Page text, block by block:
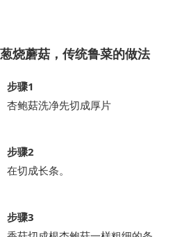
葱烧蘑菇，传统鲁菜的做法
步骤1
杏鲍菇洗净先切成厚片
步骤2
在切成长条。
步骤3